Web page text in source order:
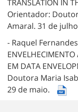
TRANSLATION IN
Orientador:
Amaral. 31 de
- Raquel
EM DATA
Doutora Maria
29 de maio.